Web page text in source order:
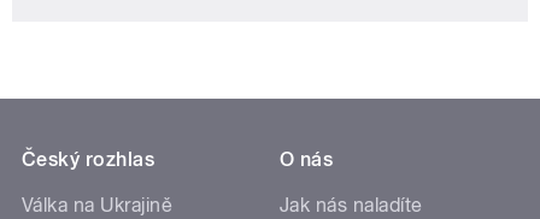
Český rozhlas
Válka na Ukrajině
O nás
Jak nás naladíte